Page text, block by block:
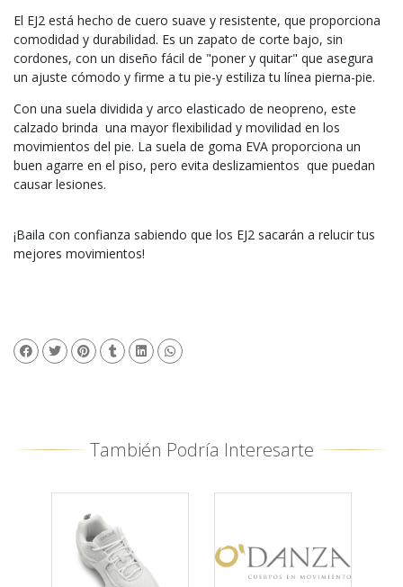
El EJ2 está hecho de cuero suave y resistente, que proporciona
comodidad y durabilidad. Es un zapato de corte bajo, sin
cordones, con un diseño fácil de "poner y quitar" que asegura
un ajuste cómodo y firme a tu pie-y estiliza tu línea pierna-pie.
Con una suela dividida y arco elasticado de neopreno, este
calzado brinda una mayor flexibilidad y movilidad en los
movimientos del pie. La suela de goma EVA proporciona un
buen agarre en el piso, pero evita deslizamientos que puedan
causar lesiones.
¡Baila con confianza sabiendo que los EJ2 sacarán a relucir tus
mejores movimientos!
También Podría Interesarte